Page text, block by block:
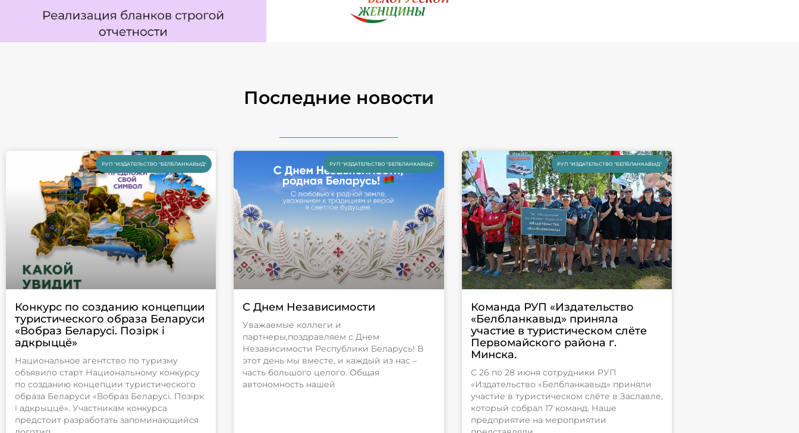
Последние новости
РУП "ИЗДАТЕЛЬСТВО "БЕЛБЛАНКАВЫД"
Конкурс по созданию концепции
туристического образа Беларуси
«Вобраз Беларусi. Позiрк i
адкрыццё»
Национальное агентство по туризму
объявило старт Национальному конкурсу
по созданию концепции туристического
образа Беларуси «Вобраз Беларусi. Позiрк
i адкрыццё». Участникам конкурса
предстоит разработать запоминающийся
РУП "ИЗДАТЕЛЬСТВО "БЕЛБЛАНКАВЫД"
С Днем Независимости
Уважаемые коллеги и
партнеры,поздравляем с Днем
Независимости Республики Беларусь! В
этот день мы вместе, и каждый из нас –
часть большого целого. Общая
автономность нашей
РУП "ИЗДАТЕЛЬСТВО "БЕЛБЛАНКАВЫД"
Команда РУП «Издательство
«Белбланкавыд» приняла
участие в туристическом слёте
Первомайского района г.
Минска.
С 26 по 28 июня сотрудники РУП
«Издательство «Белбланкавыд» приняли
участие в туристическом слёте в Заславле,
который собрал 17 команд. Наше
предприятие на мероприятии